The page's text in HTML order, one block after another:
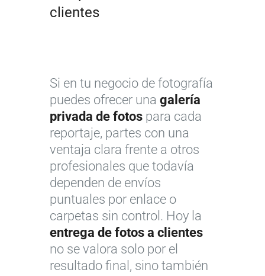
clientes
Si en tu negocio de fotografía
puedes ofrecer una galería
privada de fotos para cada
reportaje, partes con una
ventaja clara frente a otros
profesionales que todavía
dependen de envíos
puntuales por enlace o
carpetas sin control. Hoy la
entrega de fotos a clientes
no se valora solo por el
resultado final, sino también